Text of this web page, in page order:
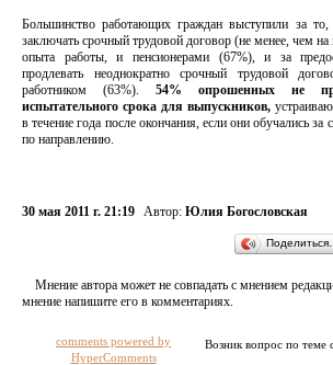
Большинство работающих граждан выступили за
заключать срочный трудовой договор (не менее, чем
опыта работы, и пенсионерами (67%), и за
продлевать неоднократно срочный трудовой
работником (63%). 54% опрошенных не
испытательного срока для выпускников,
в течение года после окончания, если они обучались за
по направлению.
30 мая 2011 г. 21:19 Автор: Юлия Богословская
Поделиться…
Мнение автора может не совпадать с мнением
мнение напишите его в комментариях.
Возник вопрос по теме
comments powered by
HyperComments